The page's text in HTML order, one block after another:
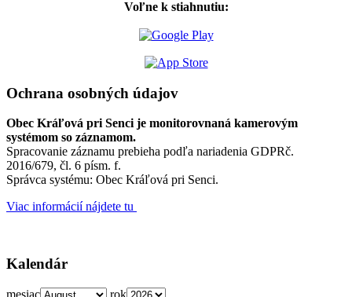
Voľne k stiahnutiu:
Ochrana osobných údajov
Obec Kráľová pri Senci je monitorovnaná kamerovým
systémom so záznamom.
Spracovanie záznamu prebieha podľa nariadenia GDPRč.
2016/679, čl. 6 písm. f.
Správca systému: Obec Kráľová pri Senci.
Viac informácií nájdete tu
Kalendár
mesiac rok